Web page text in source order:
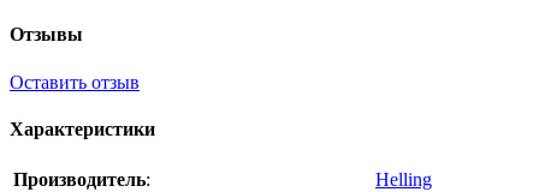
Отзывы
Оставить отзыв
Характеристики
Производитель: Helling